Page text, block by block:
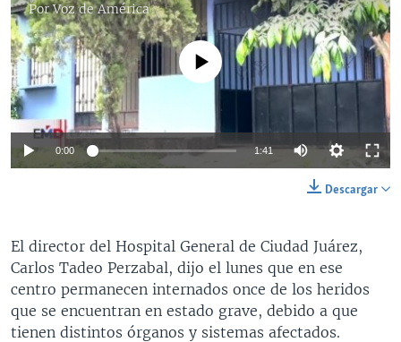
PorVoz de América
No media source currently available
0:00 1:41
Descargar
El director del Hospital General de Ciudad Juárez,
Carlos Tadeo Perzabal, dijo el lunes que en ese
centro permanecen internados once de los heridos
que se encuentran en estado grave, debido a que
tienen distintos órganos y sistemas afectados.